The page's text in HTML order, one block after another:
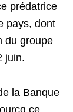
prédatrice
pays, dont
du groupe
juin.
la Banque
ce